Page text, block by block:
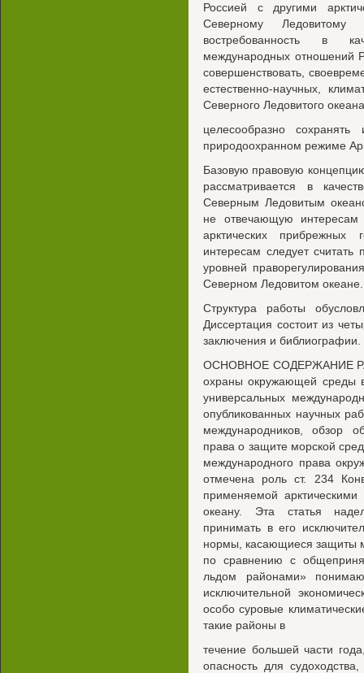
Россией с другими
Северному
востребованность в
международных отношений
совершенствовать,
естественно-научных,
Северного Ледовитого
целесообразно
природоохранном режиме
Базовую правовую
рассматривается в
Северным Ледовитым
не отвечающую интересам
арктических прибрежных
интересам следует считать
уровней
Северном Ледовитом океане.
Структура работы
Диссертация состоит из
заключения и библиографии.
ОСНОВНОЕ СОДЕРЖАНИЕ
охраны окружающей среды
универсальных
опубликованных научных
международников, обзор
права о защите морской
международного права
отмечена роль ст. 234
применяемой
океану. Эта статья
принимать в его
нормы, касающиеся защиты
по сравнению с
льдом районами»
исключительной
особо суровые
такие районы в
течение большей части
опасность для